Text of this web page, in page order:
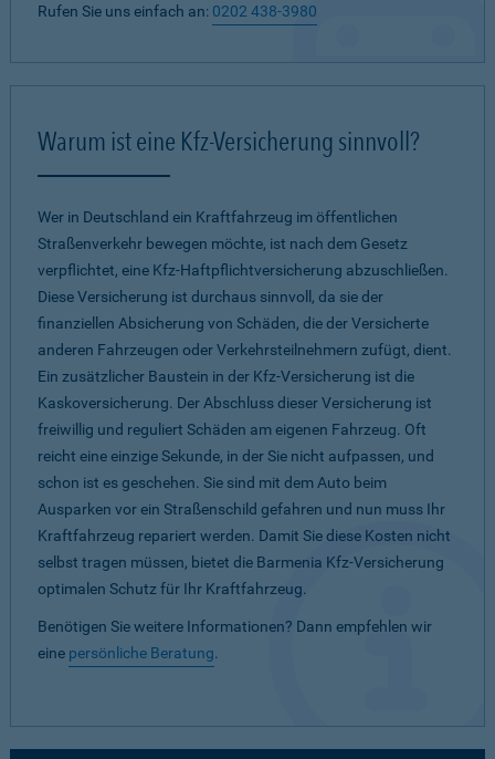
Rufen Sie uns einfach an: 0202 438-3980
Warum ist eine Kfz-Versicherung sinnvoll?
Wer in Deutschland ein Kraftfahrzeug im öffentlichen
Straßenverkehr bewegen möchte, ist nach dem Gesetz
verpflichtet, eine Kfz-Haftpflichtversicherung abzuschließen.
Diese Versicherung ist durchaus sinnvoll, da sie der
finanziellen Absicherung von Schäden, die der Versicherte
anderen Fahrzeugen oder Verkehrsteilnehmern zufügt, dient.
Ein zusätzlicher Baustein in der Kfz-Versicherung ist die
Kaskoversicherung. Der Abschluss dieser Versicherung ist
freiwillig und reguliert Schäden am eigenen Fahrzeug. Oft
reicht eine einzige Sekunde, in der Sie nicht aufpassen, und
schon ist es geschehen. Sie sind mit dem Auto beim
Ausparken vor ein Straßenschild gefahren und nun muss Ihr
Kraftfahrzeug repariert werden. Damit Sie diese Kosten nicht
selbst tragen müssen, bietet die Barmenia Kfz-Versicherung
optimalen Schutz für Ihr Kraftfahrzeug.
Benötigen Sie weitere Informationen? Dann empfehlen wir
eine persönliche Beratung.